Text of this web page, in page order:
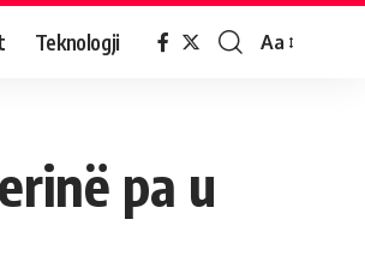
Teknologji Aa
pa u